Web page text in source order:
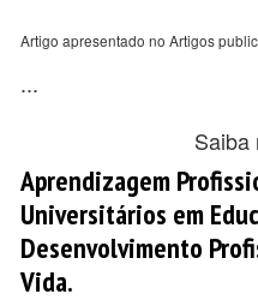
Artigo apresentado no Artigos
...
Saiba
Aprendizagem
Universitários em
Desenvolvimento
Vida.